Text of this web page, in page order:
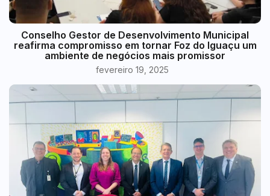
Conselho Gestor de Desenvolvimento Municipal
reafirma compromisso em tornar Foz do Iguaçu um
ambiente de negócios mais promissor
fevereiro 19, 2025